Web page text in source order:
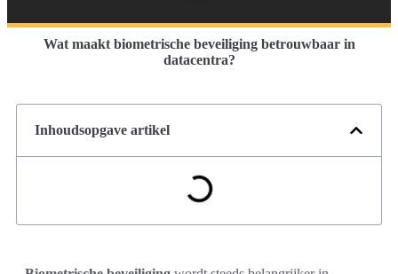
Wat maakt biometrische beveiliging betrouwbaar in
datacentra?
Inhoudsopgave artikel